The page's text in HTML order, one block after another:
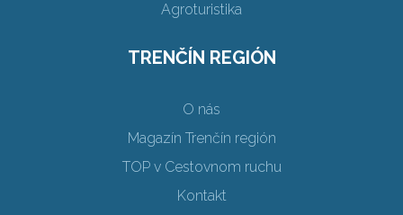
Agroturistika
TRENČÍN REGIÓN
O nás
Magazín Trenčín región
TOP v Cestovnom ruchu
Kontakt